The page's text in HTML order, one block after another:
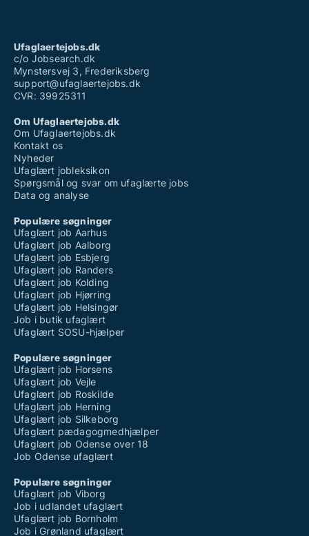
Ufaglærte jobs
Vikar hjemmepleje ufaglært
Ufaglaertejobs.dk
c/o Jobsearch.dk
Mynstersvej 3, Frederiksberg
support@ufaglaertejobs.dk
CVR: 39925311
Om Ufaglaertejobs.dk
Om Ufaglaertejobs.dk
Kontakt os
Nyheder
Ufaglært jobleksikon
Spørgsmål og svar om ufaglærte jobs
Data og analyse
Populære søgninger
Ufaglært job Aarhus
Ufaglært job Aalborg
Ufaglært job Esbjerg
Ufaglært job Randers
Ufaglært job Kolding
Ufaglært job Hjørring
Ufaglært job Helsingør
Job i butik ufaglært
Ufaglært SOSU-hjælper
Populære søgninger
Ufaglært job Horsens
Ufaglært job Vejle
Ufaglært job Roskilde
Ufaglært job Herning
Ufaglært job Silkeborg
Ufaglært pædagogmedhjælper
Ufaglært job Odense over 18
Job Odense ufaglært
Populære søgninger
Ufaglært job Viborg
Job i udlandet ufaglært
Ufaglært job Bornholm
Job i Grønland ufaglært